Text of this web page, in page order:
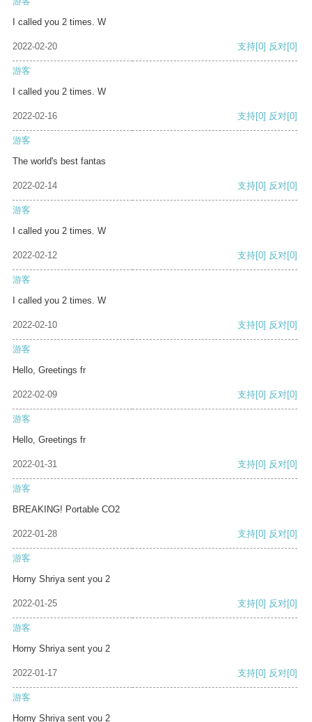
I called you 2 times. W
2022-02-20 支持[0] 反对[0]
游客
I called you 2 times. W
2022-02-16 支持[0] 反对[0]
游客
The world's best fantas
2022-02-14 支持[0] 反对[0]
游客
I called you 2 times. W
2022-02-12 支持[0] 反对[0]
游客
I called you 2 times. W
2022-02-10 支持[0] 反对[0]
游客
Hello, Greetings fr
2022-02-09 支持[0] 反对[0]
游客
Hello, Greetings fr
2022-01-31 支持[0] 反对[0]
游客
BREAKING! Portable CO2
2022-01-28 支持[0] 反对[0]
游客
Horny Shriya sent you 2
2022-01-25 支持[0] 反对[0]
游客
Horny Shriya sent you 2
2022-01-17 支持[0] 反对[0]
游客
Horny Shriya sent you 2